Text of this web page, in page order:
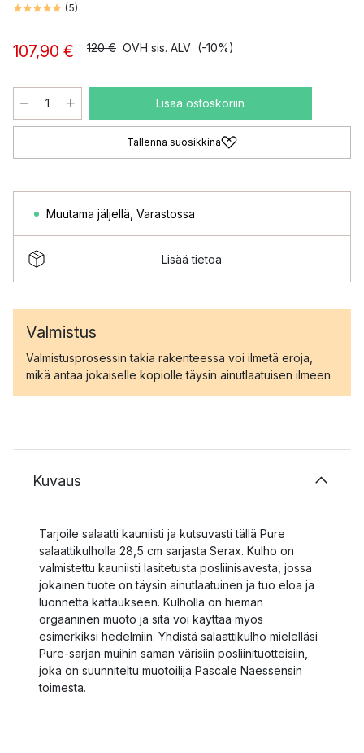
(5)
107,90 € 120 € OVH sis. ALV (-10%)
Lisää ostoskoriin
Tallenna suosikkina
Muutama jäljellä Varastossa
Lisää tietoa
Valmistus
Valmistusprosessin takia rakenteessa voi ilmetä eroja,
mikä antaa jokaiselle kopiolle täysin ainutlaatuisen ilmeen
Kuvaus
Tarjoile salaatti kauniisti ja kutsuvasti tällä Pure
salaattikulholla 28,5 cm sarjasta Serax. Kulho on
valmistettu kauniisti lasitetusta posliinisavesta, jossa
jokainen tuote on täysin ainutlaatuinen ja tuo eloa ja
luonnetta kattaukseen. Kulholla on hieman
orgaaninen muoto ja sitä voi käyttää myös
esimerkiksi hedelmiin. Yhdistä salaattikulho mielelläsi
Pure-sarjan muihin saman värisiin posliinituotteisiin,
joka on suunniteltu muotoilija Pascale Naessensin
toimesta.